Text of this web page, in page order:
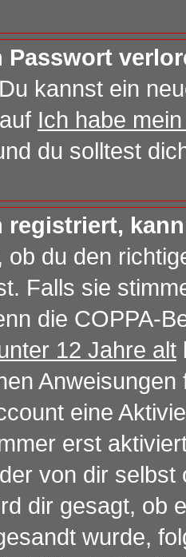
Passwort
kannst ein
Ich habe
du solltest
registriert,
ob du den
Falls sie
die COPPA-
12 Jahre alt
eine
erst
von dir selbst
dir gesagt, ob
wurde,